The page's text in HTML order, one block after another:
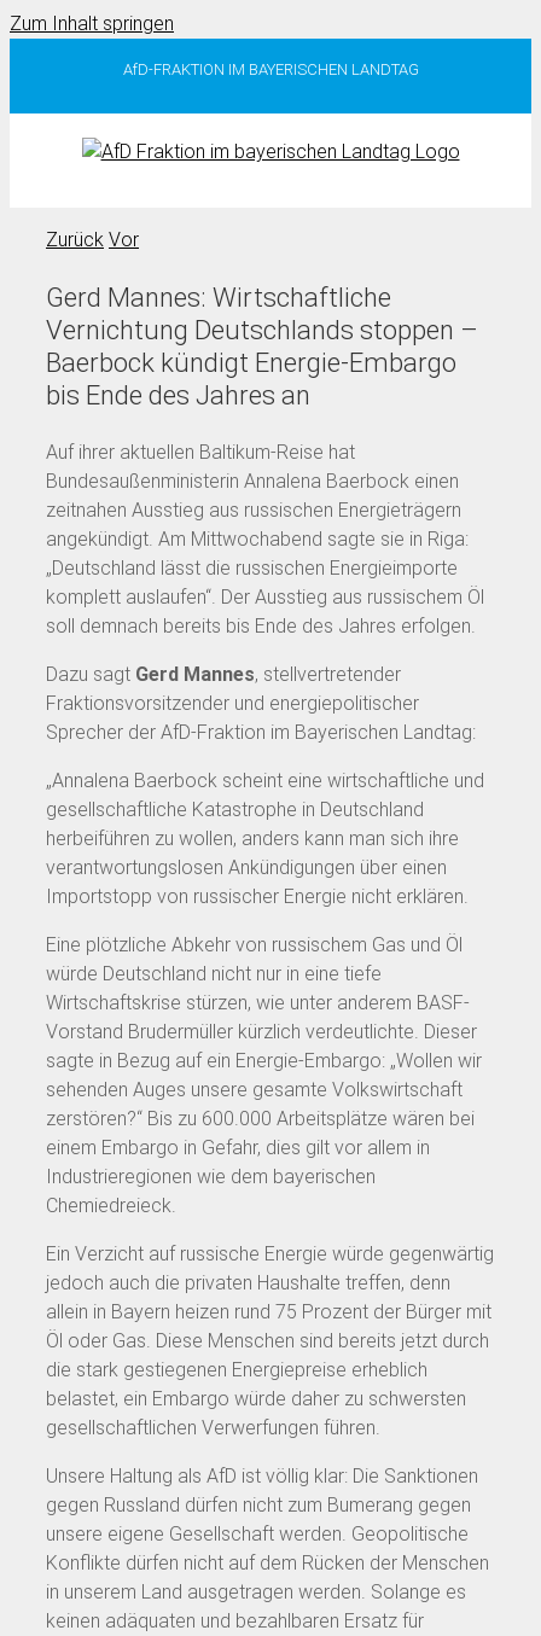
Zum Inhalt springen
AfD-FRAKTION IM BAYERISCHEN LANDTAG
Zurück Vor
Gerd Mannes: Wirtschaftliche
Vernichtung Deutschlands stoppen –
Baerbock kündigt Energie-Embargo
bis Ende des Jahres an
Auf ihrer aktuellen Baltikum-Reise hat
Bundesaußenministerin Annalena Baerbock einen
zeitnahen Ausstieg aus russischen Energieträgern
angekündigt. Am Mittwochabend sagte sie in Riga:
„Deutschland lässt die russischen Energieimporte
komplett auslaufen“. Der Ausstieg aus russischem Öl
soll demnach bereits bis Ende des Jahres erfolgen.
Dazu sagt Gerd Mannes, stellvertretender
Fraktionsvorsitzender und energiepolitischer
Sprecher der AfD-Fraktion im Bayerischen Landtag:
„Annalena Baerbock scheint eine wirtschaftliche und
gesellschaftliche Katastrophe in Deutschland
herbeiführen zu wollen, anders kann man sich ihre
verantwortungslosen Ankündigungen über einen
Importstopp von russischer Energie nicht erklären.
Eine plötzliche Abkehr von russischem Gas und Öl
würde Deutschland nicht nur in eine tiefe
Wirtschaftskrise stürzen, wie unter anderem BASF-
Vorstand Brudermüller kürzlich verdeutlichte. Dieser
sagte in Bezug auf ein Energie-Embargo: „Wollen wir
sehenden Auges unsere gesamte Volkswirtschaft
zerstören?“ Bis zu 600.000 Arbeitsplätze wären bei
einem Embargo in Gefahr, dies gilt vor allem in
Industrieregionen wie dem bayerischen
Chemiedreieck.
Ein Verzicht auf russische Energie würde gegenwärtig
jedoch auch die privaten Haushalte treffen, denn
allein in Bayern heizen rund 75 Prozent der Bürger mit
Öl oder Gas. Diese Menschen sind bereits jetzt durch
die stark gestiegenen Energiepreise erheblich
belastet, ein Embargo würde daher zu schwersten
gesellschaftlichen Verwerfungen führen.
Unsere Haltung als AfD ist völlig klar: Die Sanktionen
gegen Russland dürfen nicht zum Bumerang gegen
unsere eigene Gesellschaft werden. Geopolitische
Konflikte dürfen nicht auf dem Rücken der Menschen
in unserem Land ausgetragen werden. Solange es
keinen adäquaten und bezahlbaren Ersatz für